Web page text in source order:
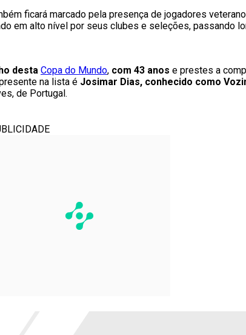
ficará marcado pela presença de jogadores
em alto nível por seus clubes e seleções, passando
desta Copa do Mundo, com 43 anos e prestes a
na lista é Josimar Dias, conhecido como
de Portugal.